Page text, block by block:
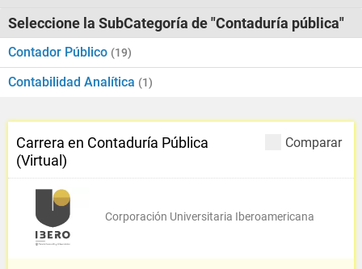
Seleccione la SubCategoría de "Contaduría pública"
Contador Público (19)
Contabilidad Analítica (1)
Comparar
Carrera en Contaduría Pública
(Virtual)
Corporación Universitaria Iberoamericana